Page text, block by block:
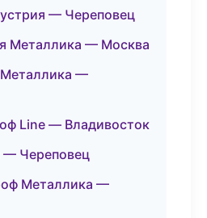
— Череповец
Металлика — Москва
—
Line — Владивосток
— Череповец
Металлика —